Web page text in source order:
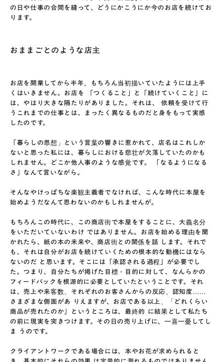
の日や仕事の合間を縫って、どうにかこうにか今のお店を続けてお
ります。
おままごとのような店主
お店を開業してから半年。もちろん当初描いていたようには上手
くはいきません。お店を 「つくること」と「続けていくこと」に
は、やはり大きな隔たりがありました。それは、 依頼を受けて行
うこれまでの仕事とは、まったく異なるものだと身をもって実感
したのです。
「暮らしの思想」という言葉の響きに惹かれて、店名はこれしか
ないと思った私には、暮らしにおける悲壮が欠落していたのかも
しれません。どこか他人事のような感覚です。 「なるようになる
さ」なんて言いながら。
そんなやけっぱちな楽観主義者でなければ、こんな時代に本屋を
始めようだなんて思わないのかもしれませんが。
もちろんこの時代に、この商店街で本屋をすることに、大義名分
をいただいていないわけ ではありません。お店を始める理由を聞
かれたら、紙の本の未来や、商店街との関係を話 します。それで
も、それは自分がお店を続けていくための根本的な動機にはなら
ないのだ と思います。そこには「承認される過程」が必要でし
た。つまり、自分たちが掲げた目標・目的に対して、なんらかの
フィードバックを根源的に必要としていたということです。それ
は、売上や来客数、それぞれのお客さんからの反応、認知度……
さまざまな側面があ りえますが、お店である以上、「どれくらい
商品が売れたのか」というところは、最終的 に結果として私たち
の前に現実を突きつけます。その日の売り上げに、一喜一憂してし
ま うのです。
クライアントワークである場合には、本やお花が求められると